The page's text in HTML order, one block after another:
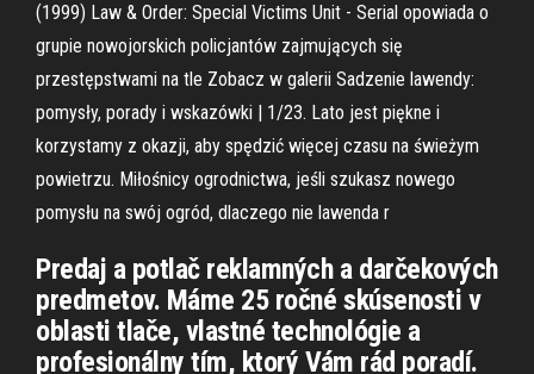
(1999) Law & Order: Special Victims Unit - Serial opowiada o
grupie nowojorskich policjantów zajmujących się
przestępstwami na tle Zobacz w galerii Sadzenie lawendy:
pomysły, porady i wskazówki | 1/23. Lato jest piękne i
korzystamy z okazji, aby spędzić więcej czasu na świeżym
powietrzu. Miłośnicy ogrodnictwa, jeśli szukasz nowego
pomysłu na swój ogród, dlaczego nie lawenda r
Predaj a potlač reklamných a darčekových
predmetov. Máme 25 ročné skúsenosti v
oblasti tlače, vlastné technológie a
profesionálny tím, ktorý Vám rád poradí.